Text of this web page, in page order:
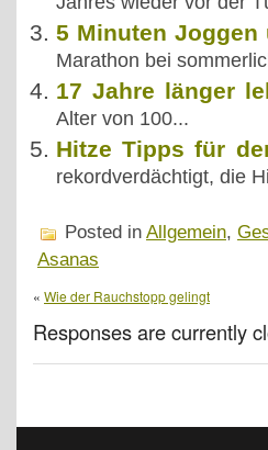
5 Minuten Joggen
Marathon bei
17 Jahre länger
Alter von 100...
Hitze Tipps für
rekordverdächtigt, die
Posted in Allgemein,
Asanas
« Wie der Rauchstopp gelingt
Responses are currently